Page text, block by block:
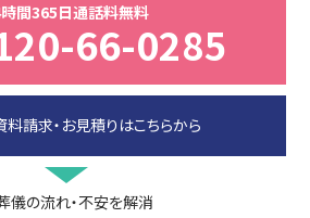
間365日通話料無料
66-0285